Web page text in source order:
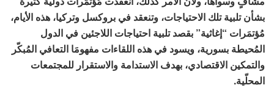
بشأن تلبية تلك الاحتياجات، وتنعقد في بروكسل وتركيا، هذه الأيام،
مُؤتمَرات “إغاثية” بقصد تلبية احتياجات اللاجئين في الدول
المُحيطة بسورية، ويسود في هذه اللقاءات مفهومَا التعافي المُبكّر
والتمكين الاقتصادي، بهدف الاستدامة والاستقرار للمجتمعات
المحلّية.